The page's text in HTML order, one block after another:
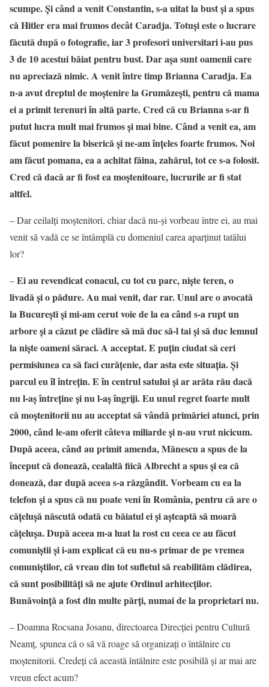
scumpe. Și când a venit Constantin, s-a uitat la bust și a spus
că Hitler era mai frumos decât Caradja. Totuși este o lucrare
făcută după o fotografie, iar 3 profesori universitari i-au pus
3 de 10 acestui băiat pentru bust. Dar așa sunt oamenii care
nu apreciază nimic. A venit între timp Brianna Caradja. Ea
n-a avut dreptul de moștenire la Grumăzești, pentru că mama
ei a primit terenuri în altă parte. Cred că cu Brianna s-ar fi
putut lucra mult mai frumos și mai bine. Când a venit ea, am
făcut pomenire la biserică și ne-am înțeles foarte frumos. Noi
am făcut pomana, ea a achitat făina, zahărul, tot ce s-a folosit.
Cred că dacă ar fi fost ea moștenitoare, lucrurile ar fi stat
altfel.
– Dar ceilalți moștenitori, chiar dacă nu-și vorbeau între ei, au mai
venit să vadă ce se întâmplă cu domeniul carea aparținut tatălui
lor?
–Ei au revendicat conacul, cu tot cu parc, niște teren, o
livadă și o pădure. Au mai venit, dar rar. Unul are o avocată
la București și mi-am cerut voie de la ea când s-a rupt un
arbore și a căzut pe clădire să mă duc să-l tai și să duc lemnul
la niște oameni săraci. A acceptat. E puțin ciudat să ceri
permisiunea ca să faci curățenie, dar asta este situația. Și
parcul eu îl întrețin. E în centrul satului și ar arăta rău dacă
nu l-aș întreține și nu l-aș îngriji. Eu unul regret foarte mult
că moștenitorii nu au acceptat să vândă primăriei atunci, prin
2000, când le-am oferit câteva miliarde și n-au vrut nicicum.
După aceea, când au primit amenda, Mănescu a spus de la
început că donează, cealaltă fiică Albrecht a spus și ea că
donează, dar după aceea s-a răzgândit. Vorbeam cu ea la
telefon și a spus că nu poate veni în România, pentru că are o
cățelușă născută odată cu băiatul ei și așteaptă să moară
cățelușa. După aceea m-a luat la rost cu ceea ce au făcut
comuniștii și i-am explicat că eu nu-s primar de pe vremea
comuniștilor, că vreau din tot sufletul să reabilităm clădirea,
că sunt posibilități să ne ajute Ordinul arhitecților.
Bunăvoință a fost din multe părți, numai de la proprietari nu.
– Doamna Rocsana Josanu, directoarea Direcției pentru Cultură
Neamț, spunea că o să vă roage să organizați o întâlnire cu
moștenitorii. Credeți că această întâlnire este posibilă și ar mai are
vreun efect acum?